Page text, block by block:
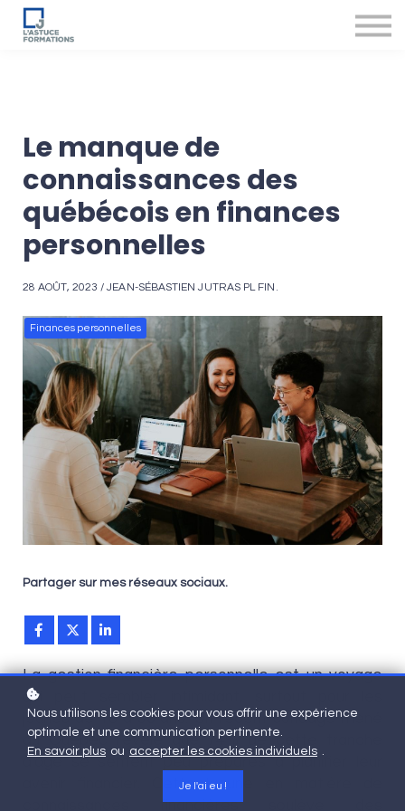
Accompagnement des conseillers
Le manque de
connaissances des
québécois en finances
personnelles
28 AOÛT, 2023 / JEAN-SÉBASTIEN JUTRAS PL FIN.
Finances personnelles
Partager sur mes réseaux sociaux.
La gestion financière personnelle est un voyage
qui peut sembler intimidant, surtout pour les
jeunes de 18 à 35 ans. Un récent sondage mené
au Québec révèle que 74% de cette tranche
d'âge se sentent peu préparés à planifier leur
avenir financier. Cette lacune en matière de
connaissances financières soulève des
Nous utilisons les cookies pour vous offrir une expérience
optimale et une communication pertinente.
En savoir plus ou accepter les cookies individuels .
Je l'ai eu !